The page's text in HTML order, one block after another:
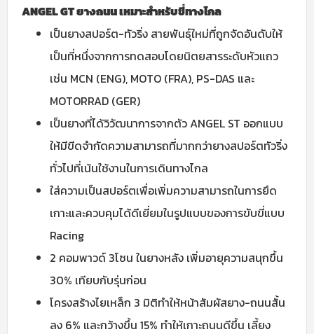
ANGEL GT ยางถนน เหมาะสำหรับขี่ทางไกล
เป็นยางสปอร์ต-ทัวริ่ง สายพันธุ์ใหม่ที่ถูกจัดอันดับให้
เป็นที่หนึ่งจากการทดสอบโดยนิตยสารระดับหัวแถว
เช่น MCN (ENG), MOTO (FRA), PS-DAS และ
MOTORRAD (GER)
เป็นยางที่ได้วิวัฒนาการจากตัว ANGEL ST ออกแบบ
ให้มีขีดจำกัดความสามารถที่มากกว่ายางสปอร์ตทัวริ่ง
ทั่วไปที่เน้นใช้งานในการเดินทางไกล
ใส่ความเป็นสปอร์ตเพื่อเพิ่มความสามารถในการยึด
เกาะและควบคุมได้ดีเยี่ยมในรูปแบบของการขับขี่แบบ
Racing
2 คอมพาวด์ 3โซน ในยางหลัง เพิ่มอายุความสนุกขึ้น
30% เทียบกับรุ่นก่อน
โครงสร้างไยเหล็ก 3 มิติทำให้หน้าสัมผัสยาง-ถนนสั้น
ลง 6% และกว้างขึ้น 15% ทำให้เกาะถนนดีขึ้น เลี้ยง